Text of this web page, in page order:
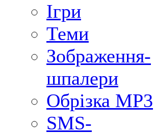
Ігри
Теми
Зображення-
шпалери
Обрізка MP3
SMS-